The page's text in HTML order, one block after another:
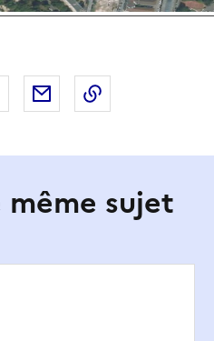
sur X
Partager sur LinkedIn
Partager par email
même sujet